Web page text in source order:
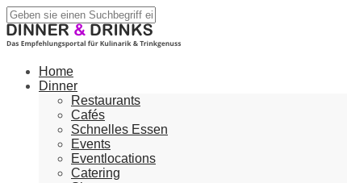
Home
Dinner
Restaurants
Cafés
Schnelles Essen
Events
Eventlocations
Catering